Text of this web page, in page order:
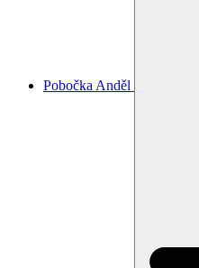
Pobočka Anděl